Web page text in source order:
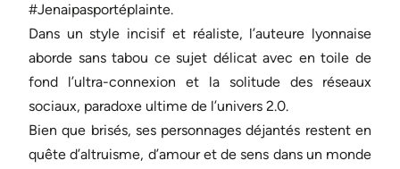
#Jenaipasportéplainte.
Dans un style incisif et réaliste, l’auteure lyonnaise
aborde sans tabou ce sujet délicat avec en toile de
fond l’ultra-connexion et la solitude des réseaux
sociaux, paradoxe ultime de l’univers 2.0.
Bien que brisés, ses personnages déjantés restent en
quête d’altruisme, d’amour et de sens dans un monde